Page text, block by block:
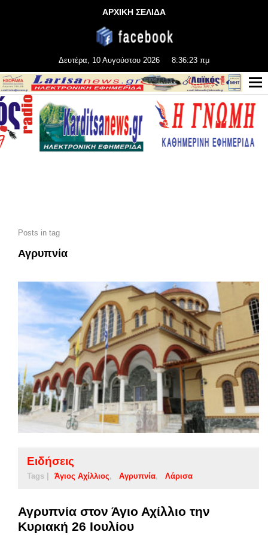
ΑΡΧΙΚΗ ΣΕΛΙΔΑ
Δευτέρα, 10 Αυγούστου 2026 8:36:25 πμ
Posts in tag
Αγρυπνία
Ειδήσεις
Tags | Άγιος Αχίλλιος Αγρυπνία Λάρισα
Αγρυπνία στον Άγιο Αχίλλιο την
Κυριακή 26 Ιουλίου